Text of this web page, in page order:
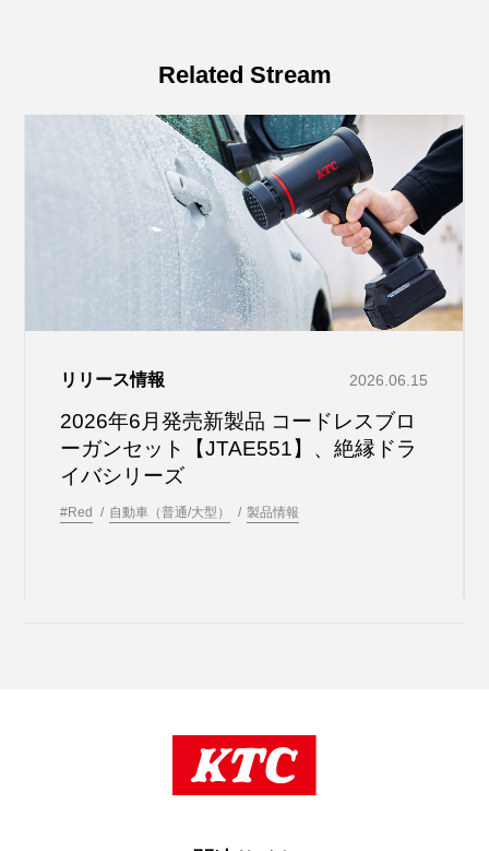
Related Stream
リリース情報 2026.06.15
2026年6月発売新製品 コードレスブロ
ーガンセット【JTAE551】、絶縁ドラ
イバシリーズ
#Red 自動車（普通/大型） 製品情報